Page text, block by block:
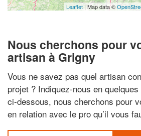
Leaflet | Map data ©
Nous cherchons pour
artisan à Grigny
Vous ne savez pas quel artisan
projet ? Indiquez-nous en
ci-dessous, nous cherchons pour
en relation avec le pro qu’il vous